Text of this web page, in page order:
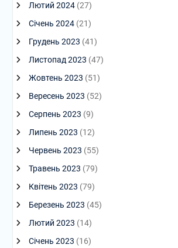
Лютий 2024(27)
Січень 2024(21)
Грудень 2023 (41)
Листопад 2023 (47)
Жовтень 2023 (51)
Вересень 2023 (52)
Серпень 2023 (9)
Липень 2023 (12)
Червень 2023 (55)
Травень 2023 (79)
Квітень 2023 (79)
Березень 2023 (45)
Лютий 2023 (14)
Січень 2023 (16)